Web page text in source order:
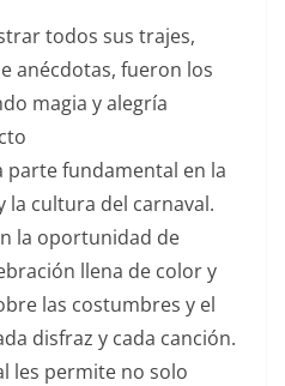
todos sus trajes,
anécdotas, fueron los
magia y alegría
parte fundamental en la
la cultura del carnaval.
la oportunidad de
llena de color y
las costumbres y el
disfraz y cada canción.
les permite no solo